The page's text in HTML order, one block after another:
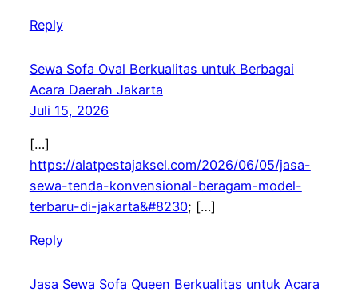
Reply
Sewa Sofa Oval Berkualitas untuk Berbagai
Acara Daerah Jakarta
Juli 15, 2026
[…]
https://alatpestajaksel.com/2026/06/05/jasa-
sewa-tenda-konvensional-beragam-model-
terbaru-di-jakarta&#8230; […]
Reply
Jasa Sewa Sofa Queen Berkualitas untuk Acara